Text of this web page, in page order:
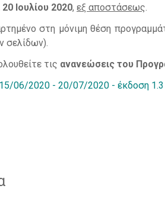
Ιουλίου 2020, εξ αποστάσεως.
στη μόνιμη θέση
σελίδων).
τις ανανεώσεις του
06/2020 - 20/07/2020 - έκδοση 1.3